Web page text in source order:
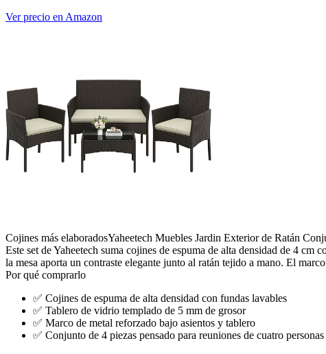
Ver precio en Amazon
Cojines más elaboradosYaheetech Muebles Jardin Exterior de Ratán
Este set de Yaheetech suma cojines de espuma de alta densidad de 4
la mesa aporta un contraste elegante junto al ratán tejido a mano. El
Por qué comprarlo
✅ Cojines de espuma de alta densidad con fundas lavables
✅ Tablero de vidrio templado de 5 mm de grosor
✅ Marco de metal reforzado bajo asientos y tablero
✅ Conjunto de 4 piezas pensado para reuniones de cuatro personas